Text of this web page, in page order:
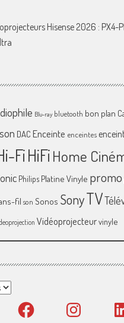
Hisense 2026 : PX4-
Blu-ray bluetooth bon plan
DAC Enceinte enceintes
FiHiFiHome
Philips Platine Vinyle promo
fil son Sonos SonyTV
Vidéoprojecteurvinyle
Facebook Instagram